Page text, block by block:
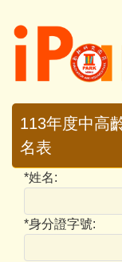
到
容
113年度中高
名表
*姓名:
*身分證字號: